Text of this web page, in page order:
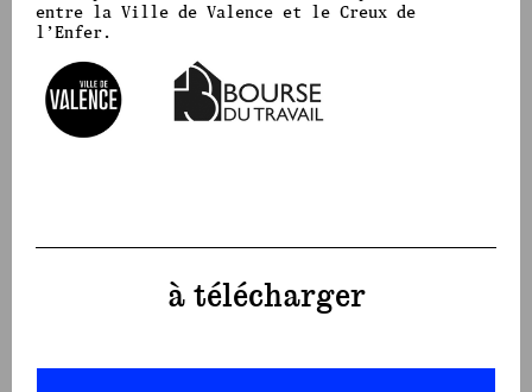
entre la Ville de Valence et le Creux de
l’Enfer.
à télécharger